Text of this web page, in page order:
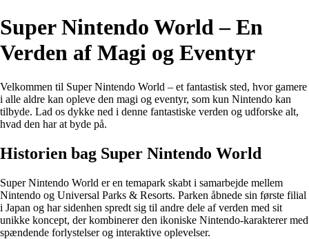
Super Nintendo World – En
Verden af Magi og Eventyr
Velkommen til Super Nintendo World – et fantastisk sted, hvor gamere
i alle aldre kan opleve den magi og eventyr, som kun Nintendo kan
tilbyde. Lad os dykke ned i denne fantastiske verden og udforske alt,
hvad den har at byde på.
Historien bag Super Nintendo World
Super Nintendo World er en temapark skabt i samarbejde mellem
Nintendo og Universal Parks & Resorts. Parken åbnede sin første filial
i Japan og har sidenhen spredt sig til andre dele af verden med sit
unikke koncept, der kombinerer den ikoniske Nintendo-karakterer med
spændende forlystelser og interaktive oplevelser.